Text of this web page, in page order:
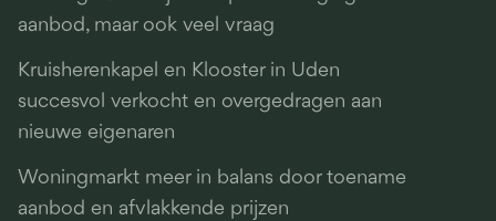
aanbod, maar ook veel vraag
Kruisherenkapel en Klooster in Uden
succesvol verkocht en overgedragen aan
nieuwe eigenaren
Woningmarkt meer in balans door toename
aanbod en afvlakkende prijzen